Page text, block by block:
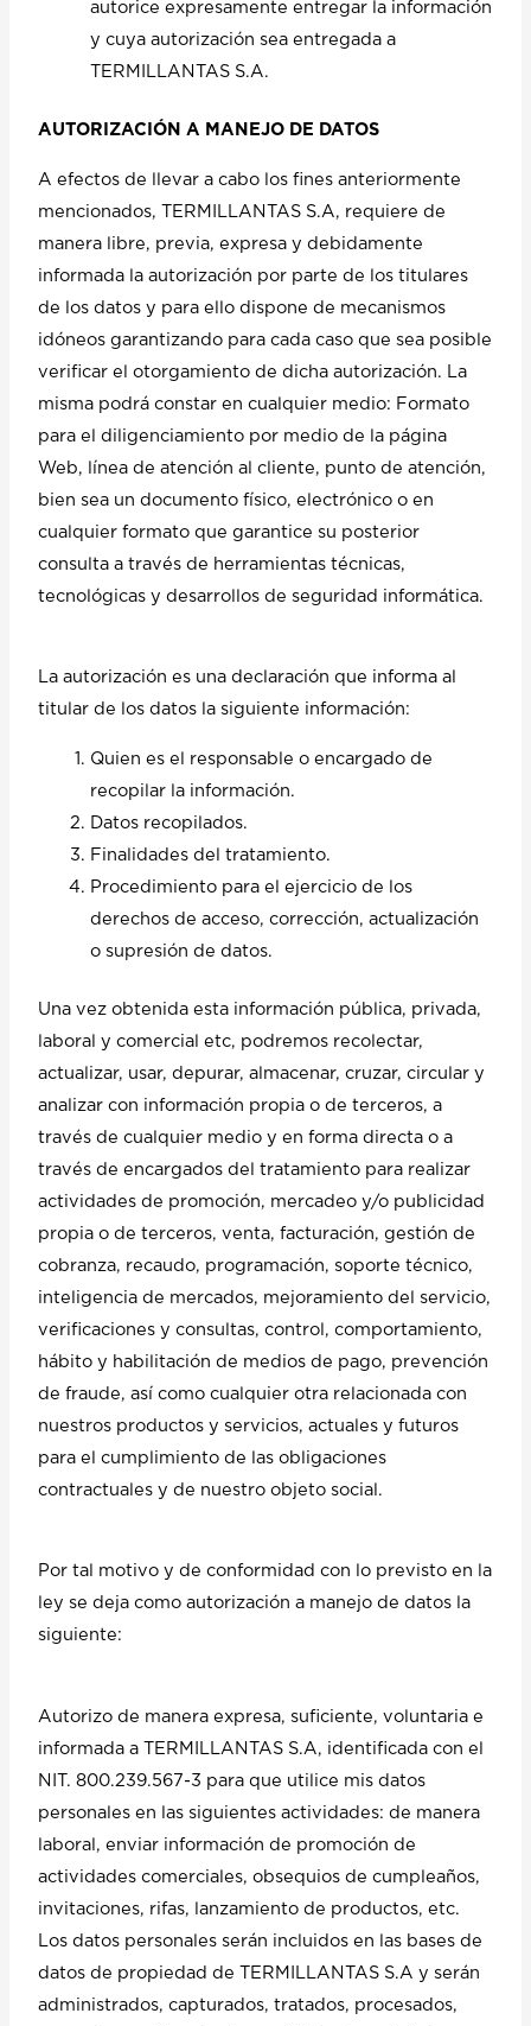
autorice expresamente entregar la información
y cuya autorización sea entregada a
TERMILLANTAS S.A.
AUTORIZACIÓN A MANEJO DE DATOS
A efectos de llevar a cabo los fines anteriormente
mencionados, TERMILLANTAS S.A, requiere de
manera libre, previa, expresa y debidamente
informada la autorización por parte de los titulares
de los datos y para ello dispone de mecanismos
idóneos garantizando para cada caso que sea posible
verificar el otorgamiento de dicha autorización. La
misma podrá constar en cualquier medio: Formato
para el diligenciamiento por medio de la página
Web, línea de atención al cliente, punto de atención,
bien sea un documento físico, electrónico o en
cualquier formato que garantice su posterior
consulta a través de herramientas técnicas,
tecnológicas y desarrollos de seguridad informática.
La autorización es una declaración que informa al
titular de los datos la siguiente información:
Quien es el responsable o encargado de
recopilar la información.
Datos recopilados.
Finalidades del tratamiento.
Procedimiento para el ejercicio de los
derechos de acceso, corrección, actualización
o supresión de datos.
Una vez obtenida esta información pública, privada,
laboral y comercial etc, podremos recolectar,
actualizar, usar, depurar, almacenar, cruzar, circular y
analizar con información propia o de terceros, a
través de cualquier medio y en forma directa o a
través de encargados del tratamiento para realizar
actividades de promoción, mercadeo y/o publicidad
propia o de terceros, venta, facturación, gestión de
cobranza, recaudo, programación, soporte técnico,
inteligencia de mercados, mejoramiento del servicio,
verificaciones y consultas, control, comportamiento,
hábito y habilitación de medios de pago, prevención
de fraude, así como cualquier otra relacionada con
nuestros productos y servicios, actuales y futuros
para el cumplimiento de las obligaciones
contractuales y de nuestro objeto social.
Por tal motivo y de conformidad con lo previsto en la
ley se deja como autorización a manejo de datos la
siguiente:
Autorizo de manera expresa, suficiente, voluntaria e
informada a TERMILLANTAS S.A, identificada con el
NIT. 800.239.567-3 para que utilice mis datos
personales en las siguientes actividades: de manera
laboral, enviar información de promoción de
actividades comerciales, obsequios de cumpleaños,
invitaciones, rifas, lanzamiento de productos, etc.
Los datos personales serán incluidos en las bases de
datos de propiedad de TERMILLANTAS S.A y serán
administrados, capturados, tratados, procesados,